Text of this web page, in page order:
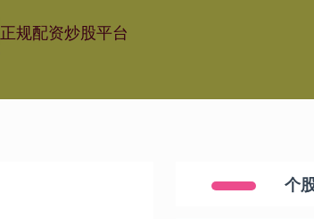
正规配资炒股平台
个